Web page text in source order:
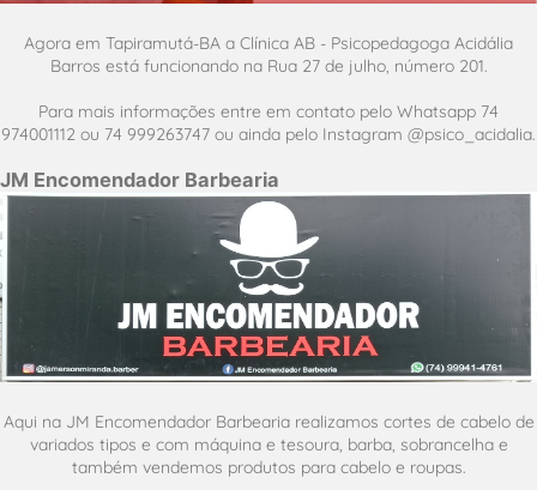
Agora em Tapiramutá-BA a Clínica AB - Psicopedagoga Acidália
Barros está funcionando na Rua 27 de julho, número 201.
Para mais informações entre em contato pelo Whatsapp 74
974001112 ou 74 999263747 ou ainda pelo Instagram @psico_acidalia.
JM Encomendador Barbearia
Aqui na JM Encomendador Barbearia realizamos cortes de cabelo de
variados tipos e com máquina e tesoura, barba, sobrancelha e
também vendemos produtos para cabelo e roupas.